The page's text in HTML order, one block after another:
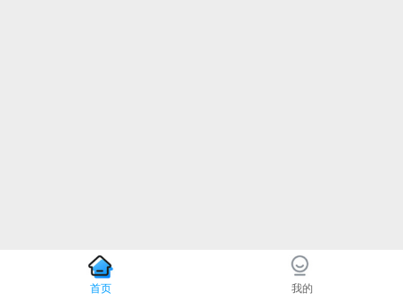
首页 我的